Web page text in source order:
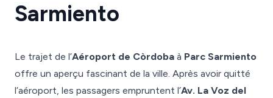
Sarmiento
Le trajet de l’Aéroport de Còrdoba à Parc Sarmiento
offre un aperçu fascinant de la ville. Après avoir quitté
l’aéroport, les passagers empruntent l’Av. La Voz del